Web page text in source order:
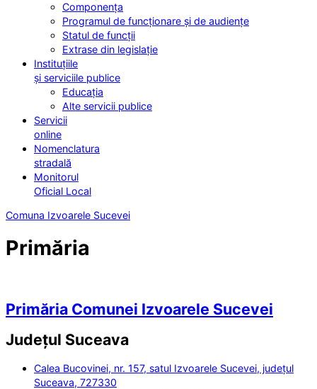
Componența
Programul de funcționare și de audiențe
Statul de funcții
Extrase din legislație
Instituțiile
și serviciile publice
Educația
Alte servicii publice
Servicii
online
Nomenclatura
stradală
Monitorul
Oficial Local
Comuna Izvoarele Sucevei
Primăria
Primăria Comunei Izvoarele Sucevei
Județul Suceava
Calea Bucovinei, nr. 157, satul Izvoarele Sucevei, județul
Suceava, 727330